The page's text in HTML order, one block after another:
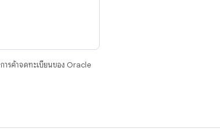
ารค้าจดทะเบียนของ Oracle